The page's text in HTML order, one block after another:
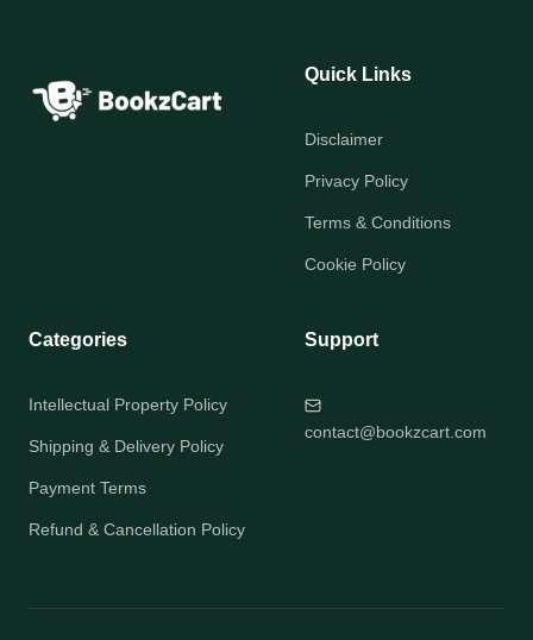
Quick Links
Disclaimer
Privacy Policy
Terms & Conditions
Cookie Policy
Categories
Intellectual Property Policy
Shipping & Delivery Policy
Payment Terms
Refund & Cancellation Policy
Support
contact@bookzcart.com